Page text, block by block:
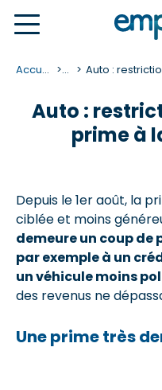
Accueil ... Auto :
Auto :
prime à
Depuis le 1er août, la
ciblée et moins
demeure un coup de
par exemple à un
un véhicule moins
des revenus ne
Une prime très